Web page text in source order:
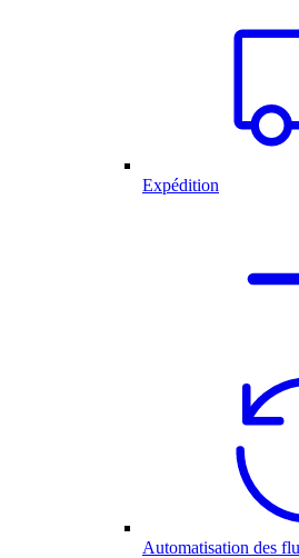
Expédition
Automatisation des